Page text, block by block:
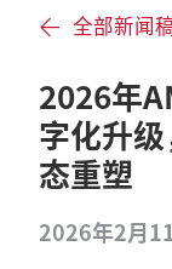
全部新闻
2026年
字化升
态重塑
2026年2月